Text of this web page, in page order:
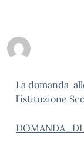
La domanda
l’istituzione